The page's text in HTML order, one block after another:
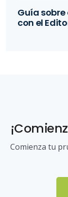
Guía
con el
Comienza tu